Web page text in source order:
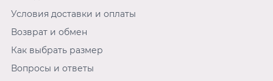
Условия доставки и оплаты
Возврат и обмен
Как выбрать размер
Вопросы и ответы